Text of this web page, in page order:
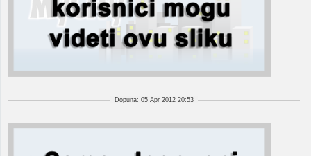
Dopuna: 05 Apr 2012 20:53